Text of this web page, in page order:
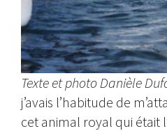
Texte et photo Danièle
j’avais l’habitude de
cet animal royal qui était